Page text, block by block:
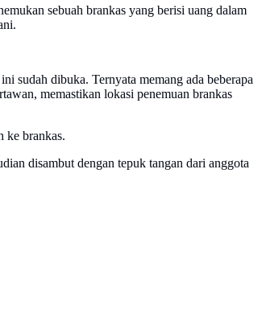
sebuah brankas yang berisi uang dalam
sudah dibuka. Ternyata memang ada beberapa
memastikan lokasi penemuan brankas
ke brankas.
disambut dengan tepuk tangan dari anggota